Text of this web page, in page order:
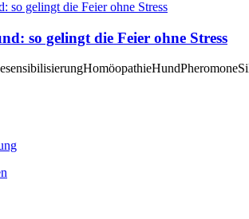
so gelingt die Feier ohne Stress
HomöopathieHundPheromone